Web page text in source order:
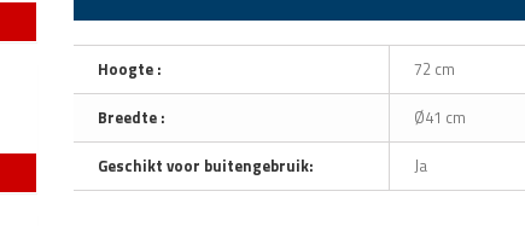
Hoogte :
72 cm
Breedte :
Ø41 cm
Geschikt voor buitengebruik:
Ja